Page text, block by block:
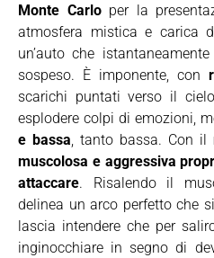
Monte Carloper la
atmosfera mistica e carica
un’auto che
sospeso. È imponente, con
scarichi puntati verso il
esplodere colpi di emozioni,
e bassa , tanto bassa. Con il
muscolosa e aggressiva
attaccare. Risalendo il
delinea un arco perfetto che
lascia intendere che per
inginocchiare in segno di